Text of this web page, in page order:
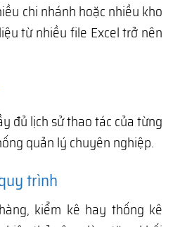
chi nhánh hoặc nhiều kho
từ nhiều file Excel trở nên
đủ lịch sử thao tác của từng
quản lý chuyên nghiệp.
trình
kiểm kê hay thống kê